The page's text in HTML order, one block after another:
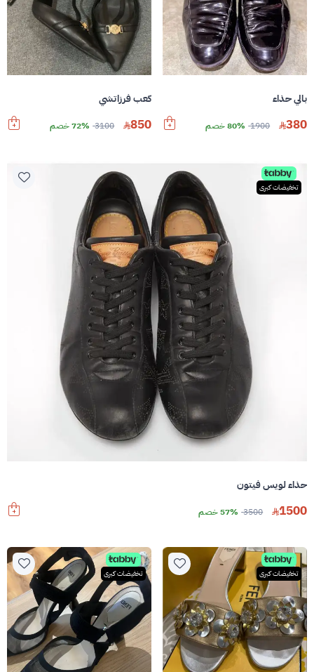
بالي حذاء
380
1900 80% خصم
كعب فرزاتشي
850
3100 72% خصم
تخفيضات كبرى
حذاء لويس فيتون
1500
3500 57% خصم
تخفيضات كبرى تخفيضات كبرى